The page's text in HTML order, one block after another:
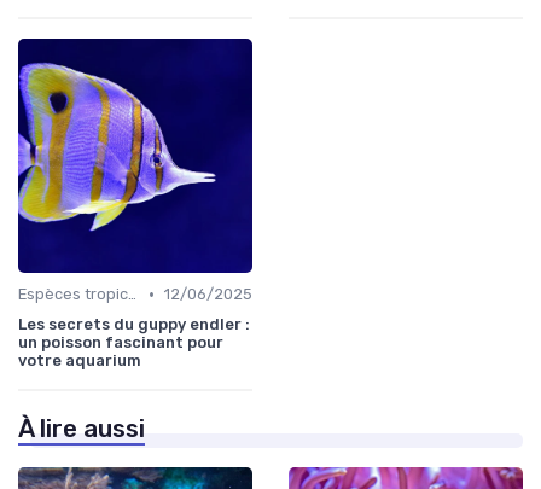
Espèces tropicales • 12/06/2025
Les secrets du guppy endler :
un poisson fascinant pour
votre aquarium
À lire aussi